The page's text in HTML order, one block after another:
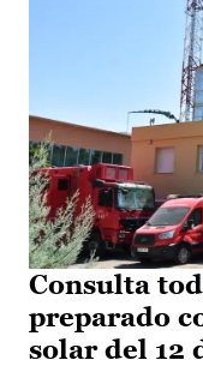
Consulta
preparado
solar del 12